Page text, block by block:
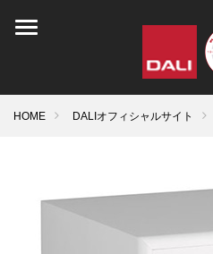
HOME DALIオフィシャルサイト